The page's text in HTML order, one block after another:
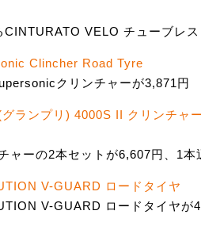
VELO チューブレ
Clincher Road Tyre
クリンチャーが3,871円
ランプリ) 4000S II クリンチャ
ャーの2本セットが6,607円、1本
V-GUARD ロードタイヤ
V-GUARD ロードタイヤが